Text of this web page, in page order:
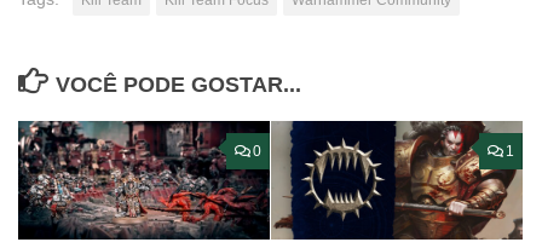
VOCÊ PODE GOSTAR...
0 1